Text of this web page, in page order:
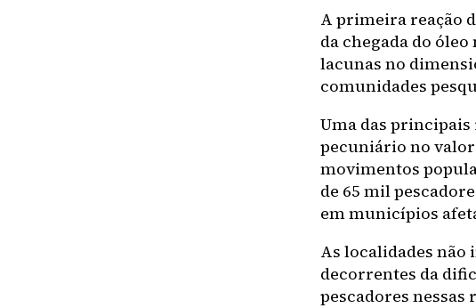
A primeira reação
da chegada do
lacunas no
comunidades
Uma das
pecuniário no
movimentos
de 65 mil
em municípios
As localidades não
decorrentes da
pescadores